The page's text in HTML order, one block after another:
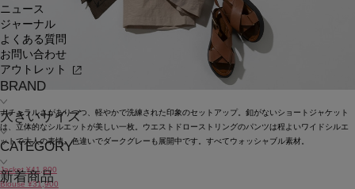
ニュース
ジャーナル
よくある質問
お問い合わせ
アウトレット
BRAND
大きいサイズ
CATEGORY
新着商品
ナチュラルさがありつつ、軽やかで洗練された印象のセットアップ。釦がないショートジャケット
は、立体的なシルエットが美しい一枚。ウエストドローストリングのパンツは程よいワイドシルエ
ットで大人の表情。色違いでダークグレーも展開中です。すべてウォッシャブル素材。
Jacket ¥41,800
Blouse ¥31,900